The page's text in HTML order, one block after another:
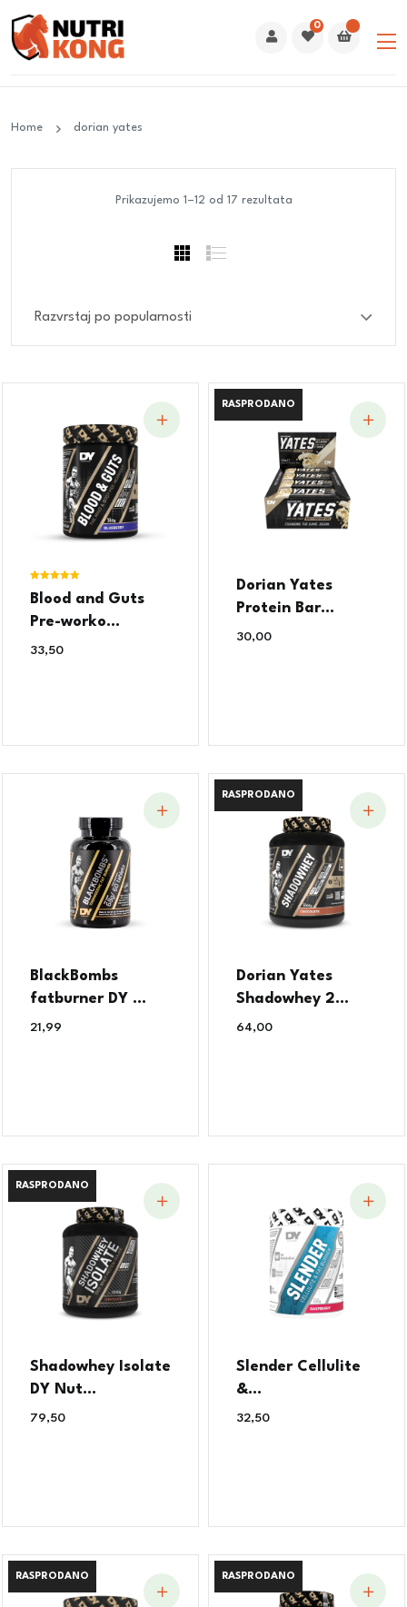
0
Home dorian yates
Prikazujemo 1–12 od 17 rezultata
5.00
Blood and Guts
Pre-worko...
33,50
RASPRODANO
RASPRODANO
Dorian Yates
Protein Bar...
30,00
BlackBombs
fatburner DY ...
21,99
RASPRODANO
RASPRODANO
Dorian Yates
Shadowhey 2...
64,00
RASPRODANO
RASPRODANO
Shadowhey Isolate
DY Nut...
79,50
Slender Cellulite
&...
32,50
RASPRODANO
RASPRODANO RASPRODANO
RASPRODANO